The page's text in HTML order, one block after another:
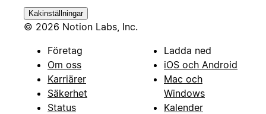
Kakinställningar
© 2026 Notion Labs, Inc.
Företag
Om oss
Karriärer
Säkerhet
Status
Ladda ned
iOS och Android
Mac och
Windows
Kalender